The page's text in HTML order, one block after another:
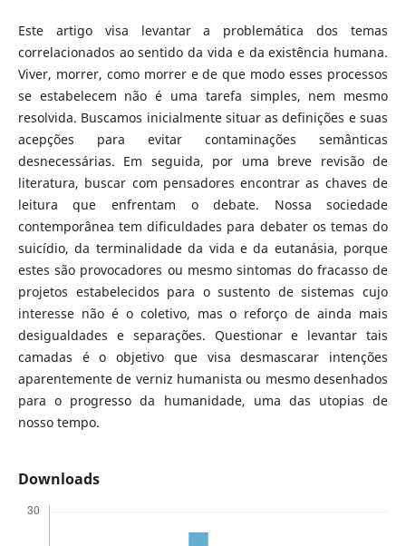
Este artigo visa levantar a problemática dos temas
correlacionados ao sentido da vida e da existência humana.
Viver, morrer, como morrer e de que modo esses processos
se estabelecem não é uma tarefa simples, nem mesmo
resolvida. Buscamos inicialmente situar as definições e suas
acepções para evitar contaminações semânticas
desnecessárias. Em seguida, por uma breve revisão de
literatura, buscar com pensadores encontrar as chaves de
leitura que enfrentam o debate. Nossa sociedade
contemporânea tem dificuldades para debater os temas do
suicídio, da terminalidade da vida e da eutanásia, porque
estes são provocadores ou mesmo sintomas do fracasso de
projetos estabelecidos para o sustento de sistemas cujo
interesse não é o coletivo, mas o reforço de ainda mais
desigualdades e separações. Questionar e levantar tais
camadas é o objetivo que visa desmascarar intenções
aparentemente de verniz humanista ou mesmo desenhados
para o progresso da humanidade, uma das utopias de
nosso tempo.
Downloads